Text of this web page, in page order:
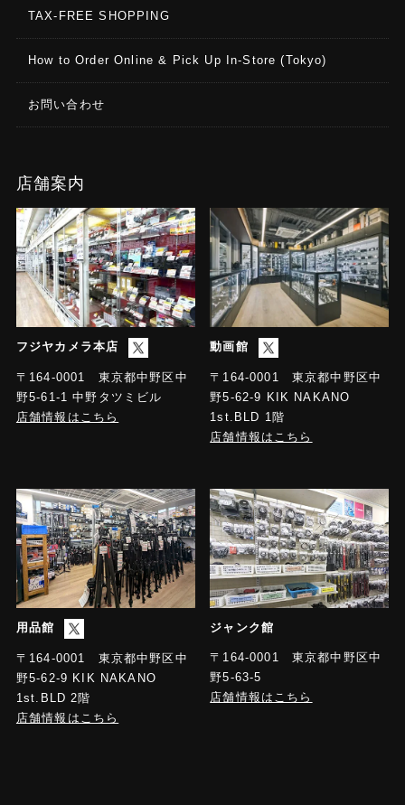
TAX-FREE SHOPPING
How to Order Online & Pick Up In-Store (Tokyo)
お問い合わせ
店舗案内
フジヤカメラ本店
〒164-0001 東京都中野区中
野5-61-1 中野タツミビル
店舗情報はこちら
動画館
〒164-0001 東京都中野区中
野5-62-9 KIK NAKANO
1st.BLD 1階
店舗情報はこちら
用品館
〒164-0001 東京都中野区中
野5-62-9 KIK NAKANO
1st.BLD 2階
店舗情報はこちら
ジャンク館
〒164-0001 東京都中野区中
野5-63-5
店舗情報はこちら